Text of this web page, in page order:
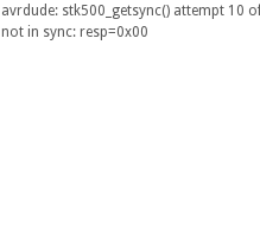
avrdude: stk500_getsync() attempt 10
not in sync: resp=0x00